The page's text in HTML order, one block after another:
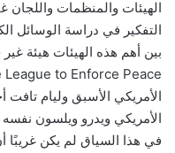
الهيئات والمنظمات واللجان
التفكير في دراسة الوسائل
بين أهم هذه الهيئات هيئة
الأمريكي الأسبق وليام تافت
الأمريكي ويدرو ويلسون نفسه
في هذا السياق لم يكن غريبًا